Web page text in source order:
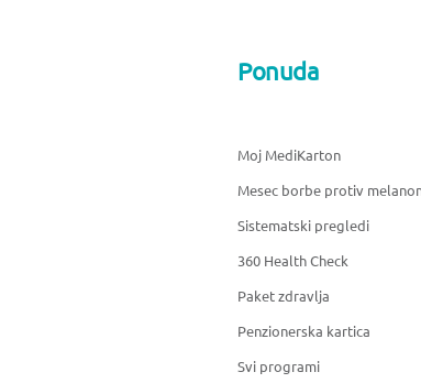
Ponuda
Moj MediKarton
Mesec borbe protiv
Sistematski pregledi
360 Health Check
Paket zdravlja
Penzionerska kartica
Svi programi